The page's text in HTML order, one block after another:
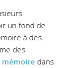
un fond de
à des
des
mémoire dans